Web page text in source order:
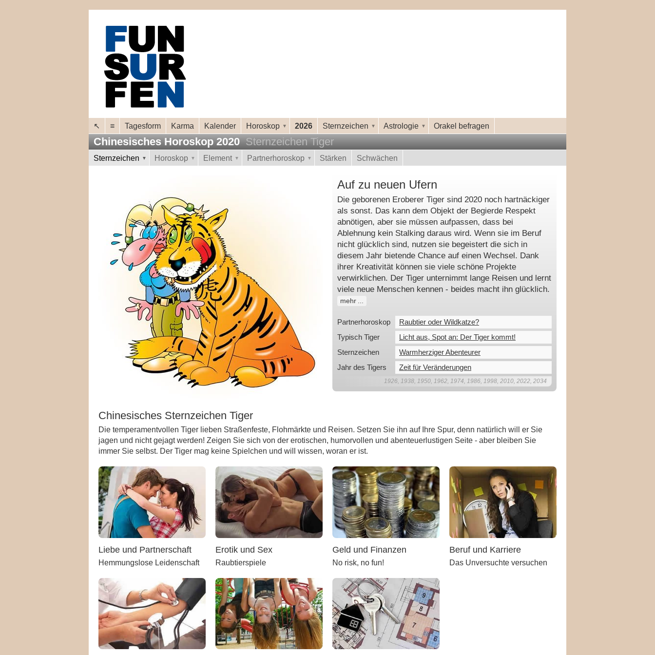
↖ ≡ Tagesform Karma Kalender Horoskop 2026 Sternzeichen Astrologie Orakel befragen
Chinesisches Horoskop 2020 Sternzeichen Tiger
Sternzeichen Horoskop Element Partnerhoroskop Stärken Schwächen
Auf zu neuen Ufern
Die geborenen Eroberer Tiger sind 2020 noch hartnäckiger
als sonst. Das kann dem Objekt der Begierde Respekt
abnötigen, aber sie müssen aufpassen, dass bei
Ablehnung kein Stalking daraus wird. Wenn sie im Beruf
nicht glücklich sind, nutzen sie begeistert die sich in
diesem Jahr bietende Chance auf einen Wechsel. Dank
ihrer Kreativität können sie viele schöne Projekte
verwirklichen. Der Tiger unternimmt lange Reisen und lernt
viele neue Menschen kennen - beides macht ihn glücklich.
mehr
Partnerhoroskop
Raubtier oder Wildkatze?
Typisch Tiger
Licht aus, Spot an: Der Tiger kommt!
Sternzeichen
Warmherziger Abenteurer
Jahr des Tigers
Zeit für Veränderungen
1926, 1938, 1950, 1962, 1974, 1986, 1998, 2010, 2022, 2034
Chinesisches Sternzeichen Tiger
Die temperamentvollen Tiger lieben Straßenfeste, Flohmärkte und Reisen. Setzen Sie ihn auf Ihre Spur, denn natürlich will er Sie
jagen und nicht gejagt werden! Zeigen Sie sich von der erotischen, humorvollen und abenteuerlustigen Seite - aber bleiben Sie
immer Sie selbst. Der Tiger mag keine Spielchen und will wissen, woran er ist.
Liebe und Partnerschaft
Hemmungslose Leidenschaft
Erotik und Sex
Raubtierspiele
Geld und Finanzen
No risk, no fun!
Beruf und Karriere
Das Unversuchte versuchen